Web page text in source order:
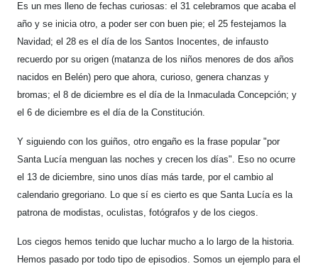
Es un mes lleno de fechas curiosas: el 31 celebramos que acaba el
año y se inicia otro, a poder ser con buen pie; el 25 festejamos la
Navidad; el 28 es el día de los Santos Inocentes, de infausto
recuerdo por su origen (matanza de los niños menores de dos años
nacidos en Belén) pero que ahora, curioso, genera chanzas y
bromas; el 8 de diciembre es el día de la Inmaculada Concepción; y
el 6 de diciembre es el día de la Constitución.
Y siguiendo con los guiños, otro engaño es la frase popular "por
Santa Lucía menguan las noches y crecen los días". Eso no ocurre
el 13 de diciembre, sino unos días más tarde, por el cambio al
calendario gregoriano. Lo que sí es cierto es que Santa Lucía es la
patrona de modistas, oculistas, fotógrafos y de los ciegos.
Los ciegos hemos tenido que luchar mucho a lo largo de la historia.
Hemos pasado por todo tipo de episodios. Somos un ejemplo para el